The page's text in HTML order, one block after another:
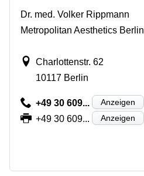
Dr. med. Volker Rippmann
Metropolitan Aesthetics Berlin
Charlottenstr. 62
10117 Berlin
+49 30 609... Anzeigen
+49 30 609... Anzeigen